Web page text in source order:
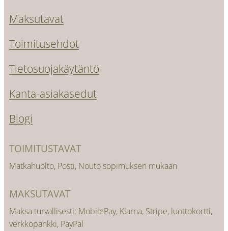
Maksutavat
Toimitusehdot
Tietosuojakäytäntö
Kanta-asiakasedut
Blogi
TOIMITUSTAVAT
Matkahuolto, Posti, Nouto sopimuksen mukaan
MAKSUTAVAT
Maksa turvallisesti: MobilePay, Klarna, Stripe, luottokortti,
verkkopankki, PayPal